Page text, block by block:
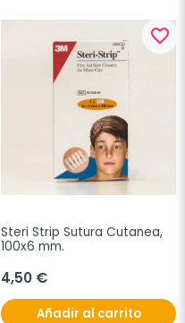
favorite_border
Steri Strip Sutura Cutanea,
100x6 mm.
4,50 €
Añadir al carrito